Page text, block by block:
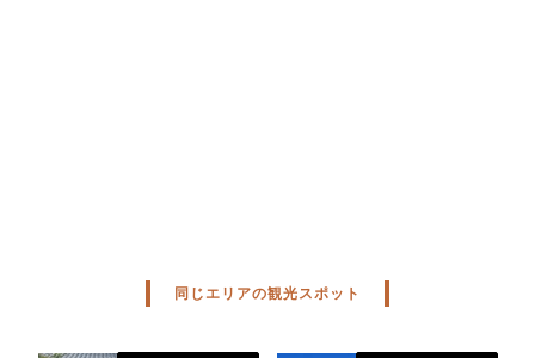
同じエリアの観光スポット